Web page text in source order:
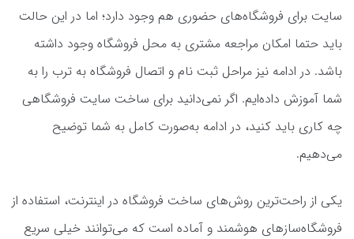
سایت برای فروشگاه‌های حضوری هم وجود دارد؛ اما در این حالت
باید حتما امکان مراجعه مشتری به محل فروشگاه وجود داشته
باشد. در ادامه نیز مراحل ثبت نام و اتصال فروشگاه به ترب را به
شما آموزش داده‌ایم. اگر نمی‌دانید برای ساخت سایت فروشگاهی
چه کاری باید کنید، در ادامه به‌صورت کامل به شما توضیح
می‌دهیم.
یکی از راحت‌ترین روش‌های ساخت فروشگاه در اینترنت، استفاده از
فروشگاه‌سازهای هوشمند و آماده است که می‌توانند خیلی سریع